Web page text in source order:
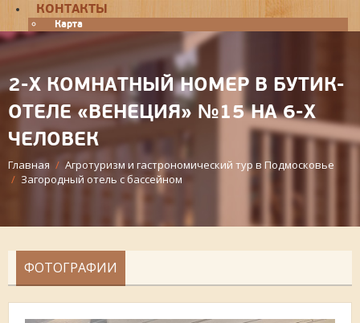
КОНТАКТЫ
Карта
2-Х КОМНАТНЫЙ НОМЕР В БУТИК-
ОТЕЛЕ «ВЕНЕЦИЯ» №15 НА 6-Х
ЧЕЛОВЕК
Главная / Агротуризм и гастрономический тур в Подмосковье
/ Загородный отель с бассейном
ФОТОГРАФИИ